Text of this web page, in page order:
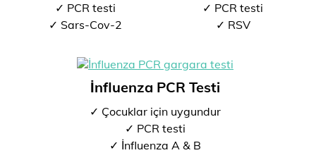
✓ PCR testi
✓ Sars-Cov-2
✓ PCR testi
✓ RSV
İnfluenza PCR Testi
✓ Çocuklar için uygundur
✓ PCR testi
✓ İnfluenza A & B